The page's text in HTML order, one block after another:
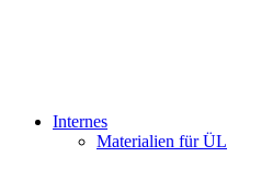
Internes
Materialien für ÜL